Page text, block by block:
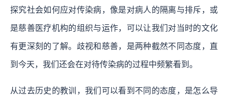
探究社会如何应对传染病，像是对病人的隔离与排斥，或
是慈善医疗机构的组织与运作，可以让我们对当时的文化
有更深刻的了解。歧视和慈善，是两种截然不同态度，直
到今天，我们还会在对待传染病的过程中频繁看到。
从过去历史的教训，我们可以看到不同的态度，是怎么导